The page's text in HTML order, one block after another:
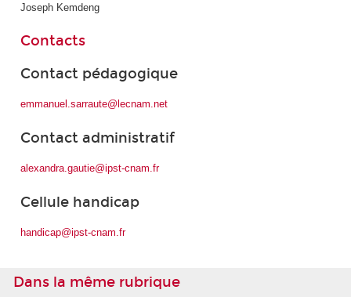
Joseph Kemdeng
Contacts
Contact pédagogique
emmanuel.sarraute@lecnam.net
Contact administratif
alexandra.gautie@ipst-cnam.fr
Cellule handicap
handicap@ipst-cnam.fr
Dans la même rubrique